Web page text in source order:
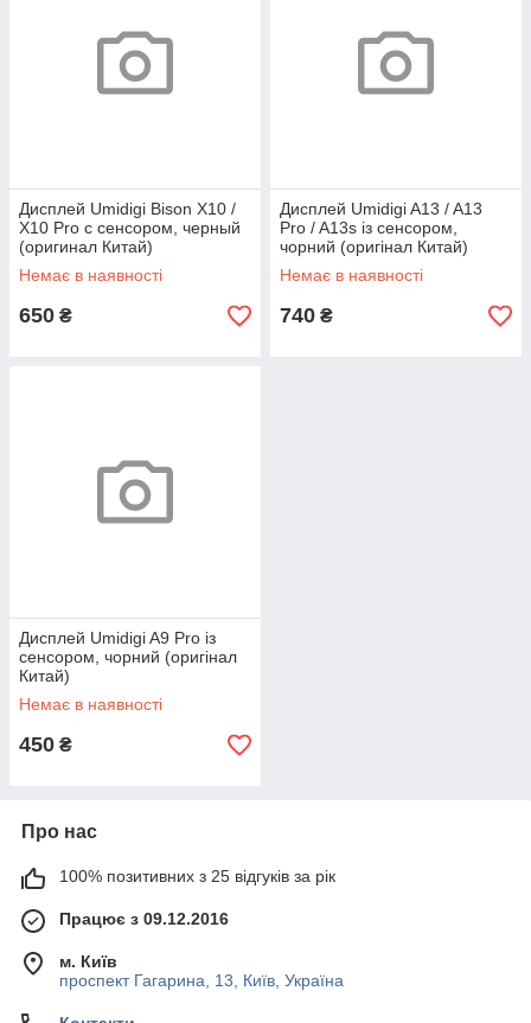
Дисплей Umidigi Bison X10 /
X10 Pro с сенсором, черный
(оригинал Китай)
Немає в наявності
650 ₴
Дисплей Umidigi A13 / A13
Pro / A13s із сенсором,
чорний (оригінал Китай)
Немає в наявності
740 ₴
Дисплей Umidigi A9 Pro із
сенсором, чорний (оригінал
Китай)
Немає в наявності
450 ₴
Про нас
100% позитивних з 25 відгуків за рік
Працює з 09.12.2016
м. Київ
проспект Гагарина, 13, Київ, Україна